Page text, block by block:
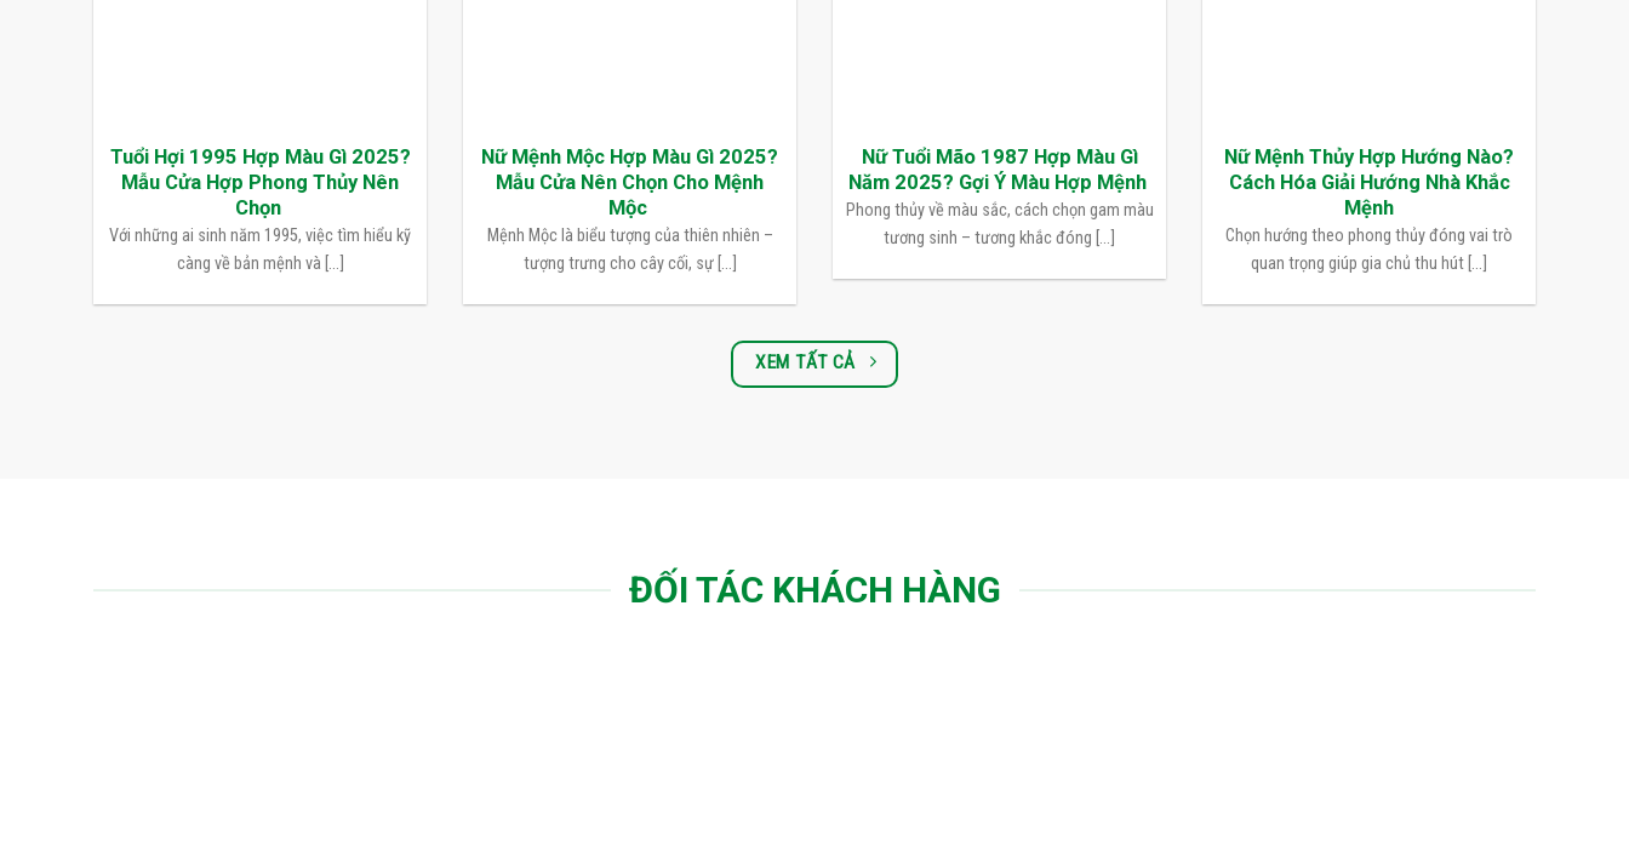
Tuổi Hợi 1995 Hợp Màu Gì 2025?
Mẫu Cửa Hợp Phong Thủy Nên
Chọn
Với những ai sinh năm 1995, việc tìm hiểu kỹ
càng về bản mệnh và [...]
Nữ Mệnh Mộc Hợp Màu Gì 2025?
Mẫu Cửa Nên Chọn Cho Mệnh
Mộc
Mệnh Mộc là biểu tượng của thiên nhiên –
tượng trưng cho cây cối, sự [...]
Nữ Tuổi Mão 1987 Hợp Màu Gì
Năm 2025? Gợi Ý Màu Hợp Mệnh
Phong thủy về màu sắc, cách chọn gam màu
tương sinh – tương khắc đóng [...]
Nữ Mệnh Thủy Hợp Hướng Nào?
Cách Hóa Giải Hướng Nhà Khắc
Mệnh
Chọn hướng theo phong thủy đóng vai trò
quan trọng giúp gia chủ thu hút [...]
XEM TẤT CẢ
ĐỐI TÁC KHÁCH HÀNG